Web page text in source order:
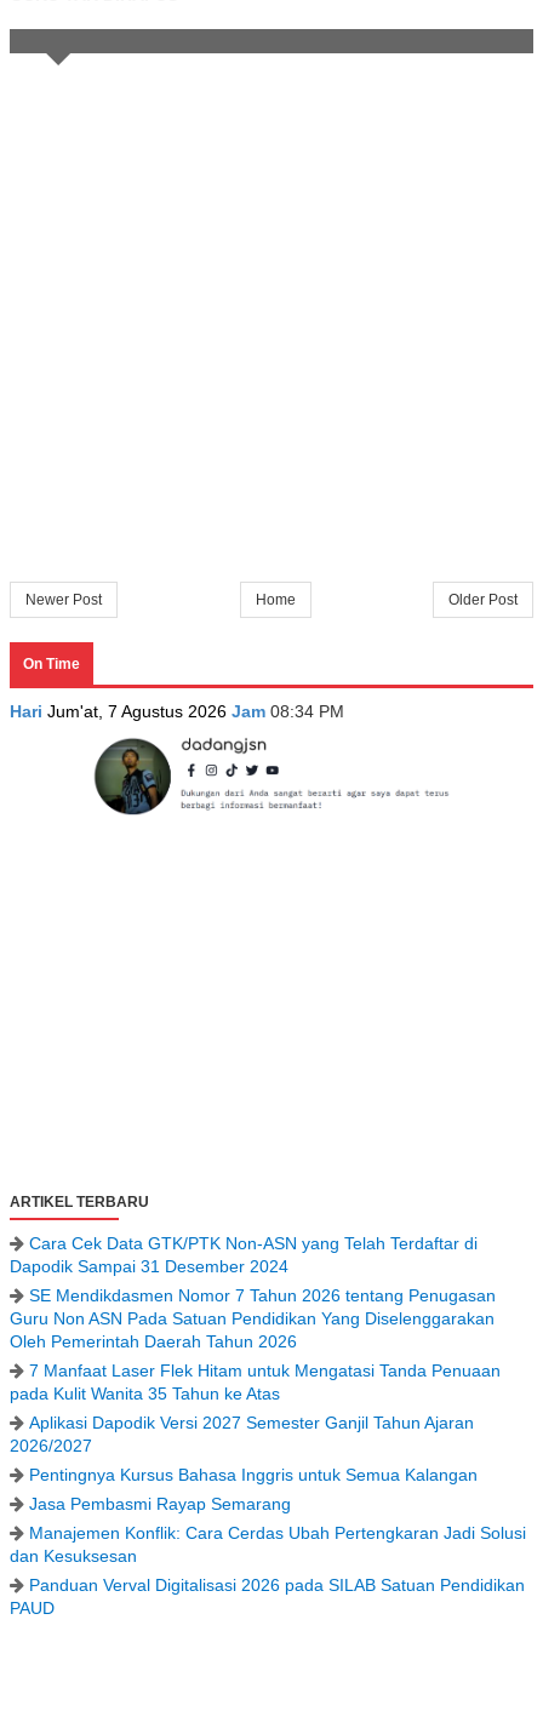
Newer Post Older Post
Home
On Time
Hari Jum'at, 7 Agustus 2026 Jam 08:34 PM
ARTIKEL TERBARU
Cara Cek Data GTK/PTK Non-ASN yang Telah Terdaftar di
Dapodik Sampai 31 Desember 2024
SE Mendikdasmen Nomor 7 Tahun 2026 tentang Penugasan
Guru Non ASN Pada Satuan Pendidikan Yang Diselenggarakan
Oleh Pemerintah Daerah Tahun 2026
7 Manfaat Laser Flek Hitam untuk Mengatasi Tanda Penuaan
pada Kulit Wanita 35 Tahun ke Atas
Aplikasi Dapodik Versi 2027 Semester Ganjil Tahun Ajaran
2026/2027
Pentingnya Kursus Bahasa Inggris untuk Semua Kalangan
Jasa Pembasmi Rayap Semarang
Manajemen Konflik: Cara Cerdas Ubah Pertengkaran Jadi Solusi
dan Kesuksesan
Panduan Verval Digitalisasi 2026 pada SILAB Satuan Pendidikan
PAUD